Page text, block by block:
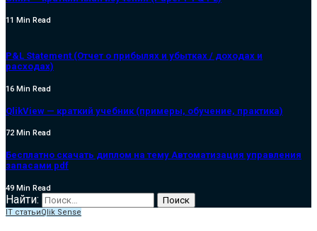
11 Min Read
P&L Statement (Отчет о прибылях и убытках / доходах и
расходах)
16 Min Read
QlikView — краткий учебник (примеры, обучение, практика)
72 Min Read
Бесплатно скачать диплом на тему Автоматизация управления
запасами pdf
49 Min Read
Найти:
IT статьиQlik Sense